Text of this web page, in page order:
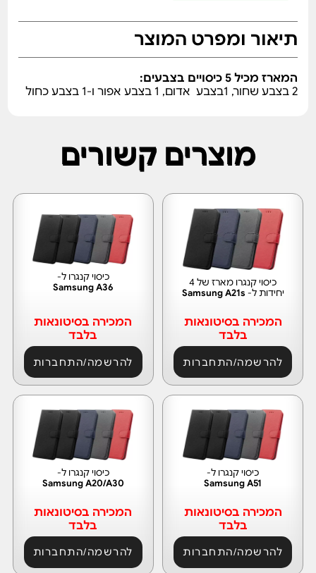
תיאור ומפרט המוצר
המארז מכיל 5 כיסויים בצבעים:
2 בצבע שחור, 1בצבע אדום, 1 בצבע אפור ו-1 בצבע כחול
מוצרים קשורים
כיסוי קנגרו מארז של 4
יחידות ל- Samsung A21s
המכירה בסיטונאות
בלבד
להרשמה/התחברות
כיסוי קנגרו ל-
Samsung A36
המכירה בסיטונאות
בלבד
להרשמה/התחברות
כיסוי קנגרו ל-
Samsung A51
המכירה בסיטונאות
בלבד
להרשמה/התחברות
כיסוי קנגרו ל-
Samsung A20/A30
המכירה בסיטונאות
בלבד
להרשמה/התחברות